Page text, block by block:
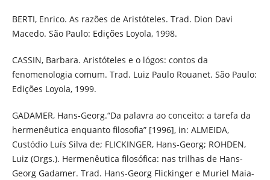
BERTI, Enrico. As razões de Aristóteles. Trad. Dion Davi
Macedo. São Paulo: Edições Loyola, 1998.
CASSIN, Barbara. Aristóteles e o lógos: contos da
fenomenologia comum. Trad. Luiz Paulo Rouanet. São Paulo:
Edições Loyola, 1999.
GADAMER, Hans-Georg.“Da palavra ao conceito: a tarefa da
hermenêutica enquanto filosofia” [1996], in: ALMEIDA,
Custódio Luís Silva de; FLICKINGER, Hans-Georg; ROHDEN,
Luiz (Orgs.). Hermenêutica filosófica: nas trilhas de Hans-
Georg Gadamer. Trad. Hans-Georg Flickinger e Muriel Maia-